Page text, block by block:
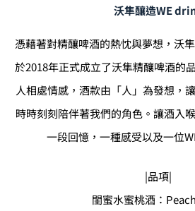
沃隼釀造WE
憑藉著對精釀啤酒的熱忱與夢想，沃
於2018年正式成立了沃隼精釀啤酒的
人相處情感，酒款由「人」為發想，
時時刻刻陪伴著我們的角色。讓酒入
一段回憶，一種感受以及一位
|品項|
閨蜜水蜜桃酒：